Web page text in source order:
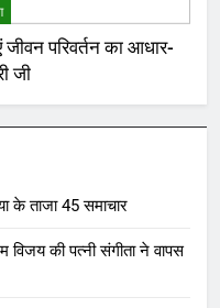
परिवर्तन का आधार-
जी
के ताजा 45 समाचार
विजय की पत्नी संगीता ने वापस